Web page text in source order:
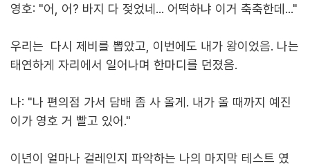
영호: "어, 어? 바지 다 젖었네... 어떡하냐 이거 축축한데..."
우리는 다시 제비를 뽑았고, 이번에도 내가 왕이었음. 나는
태연하게 자리에서 일어나며 한마디를 던졌음.
나: "나 편의점 가서 담배 좀 사 올게. 내가 올 때까지 예진
이가 영호 거 빨고 있어."
이년이 얼마나 걸레인지 파악하는 나의 마지막 테스트 였